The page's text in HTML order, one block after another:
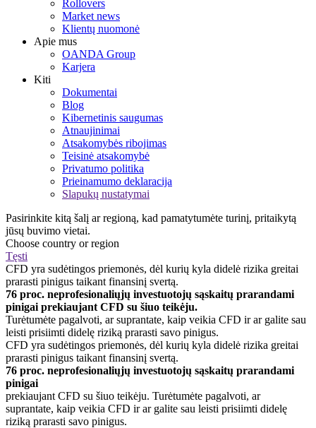
Rollovers
Market news
Klientų nuomonė
Apie mus
OANDA Group
Karjera
Kiti
Dokumentai
Blog
Kibernetinis saugumas
Atnaujinimai
Atsakomybės ribojimas
Teisinė atsakomybė
Privatumo politika
Prieinamumo deklaracija
Slapukų nustatymai
Pasirinkite kitą šalį ar regioną, kad pamatytumėte turinį, pritaikytą
jūsų buvimo vietai.
Choose country or region
Tęsti
CFD yra sudėtingos priemonės, dėl kurių kyla didelė rizika greitai
prarasti pinigus taikant finansinį svertą.
76 proc. neprofesionaliųjų investuotojų sąskaitų prarandami
pinigai prekiaujant CFD su šiuo teikėju.
Turėtumėte pagalvoti, ar suprantate, kaip veikia CFD ir ar galite sau
leisti prisiimti didelę riziką prarasti savo pinigus.
CFD yra sudėtingos priemonės, dėl kurių kyla didelė rizika greitai
prarasti pinigus taikant finansinį svertą.
76 proc. neprofesionaliųjų investuotojų sąskaitų prarandami
pinigai
prekiaujant CFD su šiuo teikėju. Turėtumėte pagalvoti, ar
suprantate, kaip veikia CFD ir ar galite sau leisti prisiimti didelę
riziką prarasti savo pinigus.